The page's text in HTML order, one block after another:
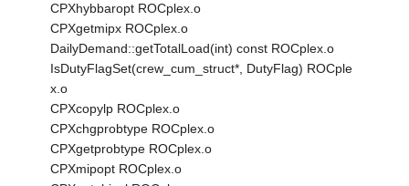
CPXhybbaropt ROCplex.o
CPXgetmipx ROCplex.o
DailyDemand::getTotalLoad(int) const ROCplex.o
IsDutyFlagSet(crew_cum_struct*, DutyFlag) ROCple
x.o
CPXcopylp ROCplex.o
CPXchgprobtype ROCplex.o
CPXgetprobtype ROCplex.o
CPXmipopt ROCplex.o